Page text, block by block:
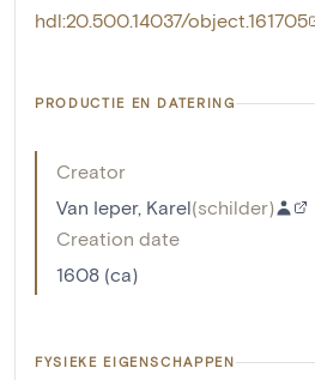
hdl:20.500.14037/object.161705
PRODUCTIE EN DATERING
Creator
Van Ieper, Karel(schilder)
Creation date
1608 (ca)
FYSIEKE EIGENSCHAPPEN